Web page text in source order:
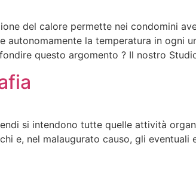
del calore permette nei condomini
la temperatura in ogni
questo argomento ? Il nostro
si intendono tutte quelle attività
e, nel malaugurato causo, gli